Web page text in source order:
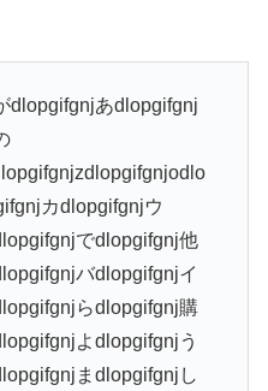
dlopgifgnjあdlopgifgnj
カdlopgifgnjウ
でdlopgifgnj他
バdlopgifgnjイ
らdlopgifgnj購
よdlopgifgnjう
まdlopgifgnjし